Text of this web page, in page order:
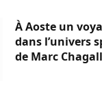
À Aoste un
dans l’univers
de Marc Chagall